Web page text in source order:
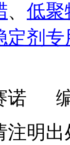
、 低聚
定剂专
诺
注明出